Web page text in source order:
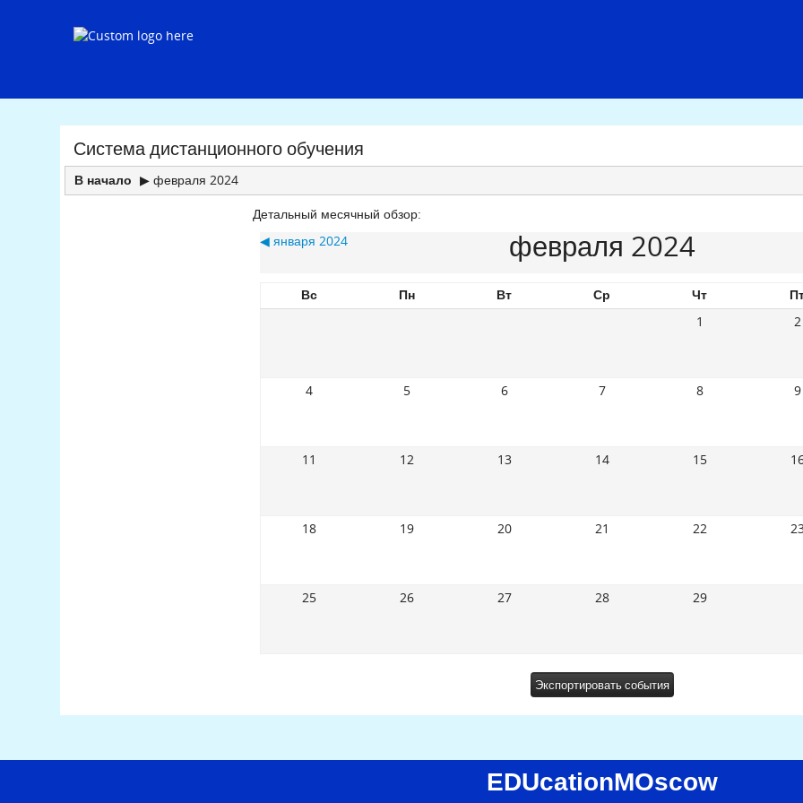
Система дистанционного обучения
В начало ▶ февраля 2024
Детальный месячный обзор:
◀ января 2024 февраля 2024
Вс Пн Вт Ср Чт
1 2
4 5 6 7 8 9
11 12 13 14 15
18 19 20 21 22
25 26 27 28 29
EDUcationMOscow